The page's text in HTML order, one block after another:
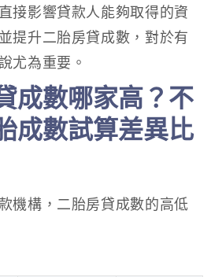
接影響貸款人能夠取得的資
提升二胎房貸成數，對於有
尤為重要。
成數哪家高？不
成數試算差異比
機構，二胎房貸成數的高低